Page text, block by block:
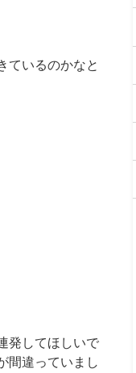
ているのかなと
発してほしいで
違っていまし